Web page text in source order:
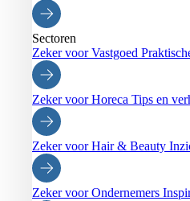
Sectoren
Zeker voor Vastgoed
Zeker voor Horeca Tips en
Zeker voor Hair & Beauty
Zeker voor Ondernemers